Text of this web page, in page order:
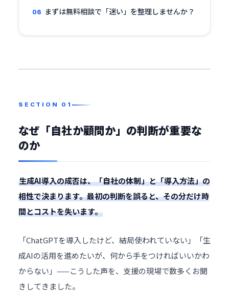
まずは無料相談で「迷い」を整理しませんか？
なぜ「自社か顧問か」の判断が重要な
のか
生成AI導入の成否は、「自社の体制」と「導入方法」の
相性で決まります。最初の判断を誤ると、その分だけ時
間とコストを失います。
「ChatGPTを導入したけど、結局使われていない」「生
成AIの活用を進めたいが、何から手をつければいいかわ
からない」——こうした声を、支援の現場で数多くお聞
きしてきました。